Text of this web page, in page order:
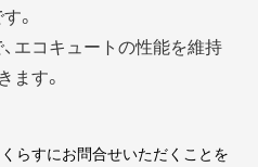
。
エコキュートの性能を維持
ます。
らすにお問合せいただくことを